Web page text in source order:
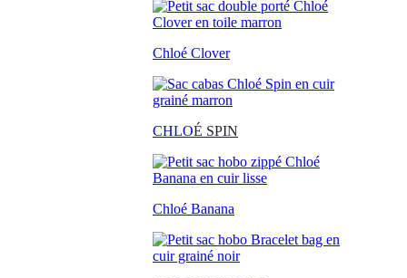
Chloé Clover
CHLOÉ SPIN
Chloé Banana